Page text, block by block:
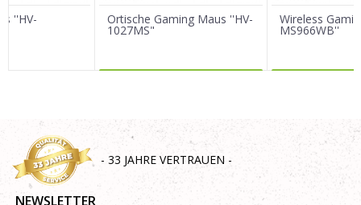
''HV- Ortische Gaming Maus ''HV-
1027MS"
Wireless
MS966WB''
- 33 JAHRE VERTRAUEN -
NEWSLETTER